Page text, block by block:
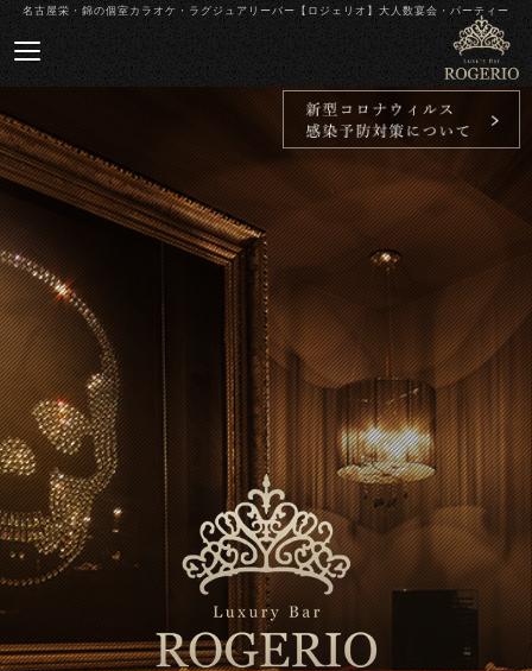
名古屋栄・錦の個室カラオケ・ラグジュアリーバー【ロジェリオ】大人数宴会・パーティー